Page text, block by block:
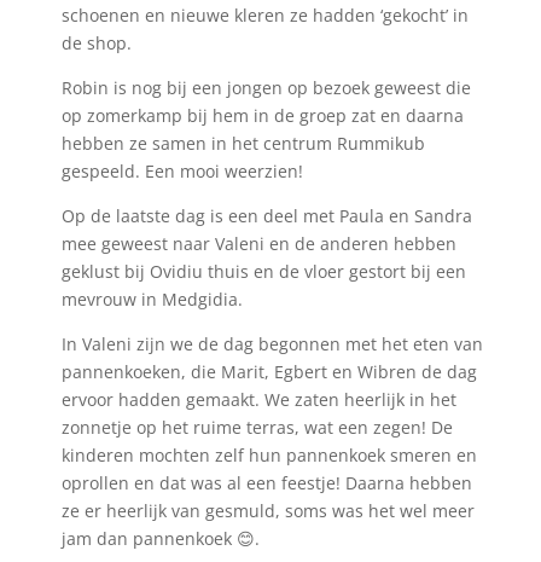
schoenen en nieuwe kleren ze hadden ‘gekocht’ in
de shop.
Robin is nog bij een jongen op bezoek geweest die
op zomerkamp bij hem in de groep zat en daarna
hebben ze samen in het centrum Rummikub
gespeeld. Een mooi weerzien!
Op de laatste dag is een deel met Paula en Sandra
mee geweest naar Valeni en de anderen hebben
geklust bij Ovidiu thuis en de vloer gestort bij een
mevrouw in Medgidia.
In Valeni zijn we de dag begonnen met het eten van
pannenkoeken, die Marit, Egbert en Wibren de dag
ervoor hadden gemaakt. We zaten heerlijk in het
zonnetje op het ruime terras, wat een zegen! De
kinderen mochten zelf hun pannenkoek smeren en
oprollen en dat was al een feestje! Daarna hebben
ze er heerlijk van gesmuld, soms was het wel meer
jam dan pannenkoek 😊.